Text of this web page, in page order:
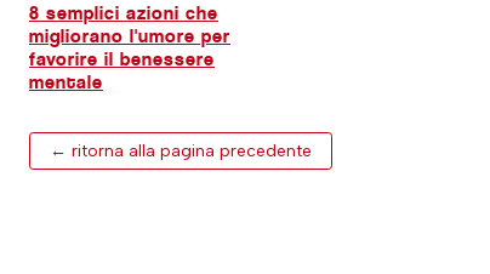
8 semplici azioni che
migliorano l'umore per
favorire il benessere
mentale
← ritorna alla pagina precedente